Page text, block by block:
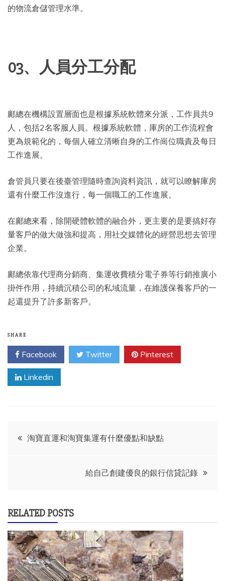
的物流倉儲管理水準。
03、人員分工分配
鄺總在機構設置層面也是根據系統軟體來分派，工作員共9
人，包括2名客服人員。根據系統軟體，庫房的工作流程會
更為規範化的，每個人確立清晰自身的工作崗位職責及每日
工作進展。
倉管員只要在後臺管理隨時查詢資料資訊，就可以瞭解庫房
還有什麼工作沒進行，每一個職工的工作進展。
在鄺總來看，除開硬體軟體的融合外，更主要的是要搞好存
量客戶的做大做強和提高，用社交媒體化的經營思想去管理
企業。
鄺總依靠代理商分銷商、集運收費積分電子券等行銷推廣小
掛件作用，持續沉積公司的私域流量，在維護保養客戶的一
起還提升了許多新客戶。
SHARE
Facebook Twitter Pinterest
Linkedin
Post淘寶直運和淘寶集運有什麼優點和缺點
給自己創建優良的銀行信貸記錄
RELATED POSTS